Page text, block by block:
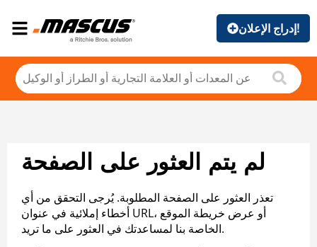
إدراج الإعلان!
لم يتم العثور على الصفحة
تعذر العثور على الصفحة المطلوبة. يُرجى التحقق من أي
أخطاء إملائية في عنوان URL، أو عرض خريطة الموقع
الخاصة بنا لمساعدتك في العثور على ما تريد.